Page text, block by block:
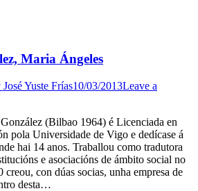
Maria Ángeles
José Yuste Frías10/03/2013Leave a
(Bilbao 1964) é Licenciada en
pola Universidade de Vigo e dedícase á
hai 14 anos. Traballou como tradutora
e asociacións de ámbito social no
creou, con dúas socias, unha empresa de
desta…